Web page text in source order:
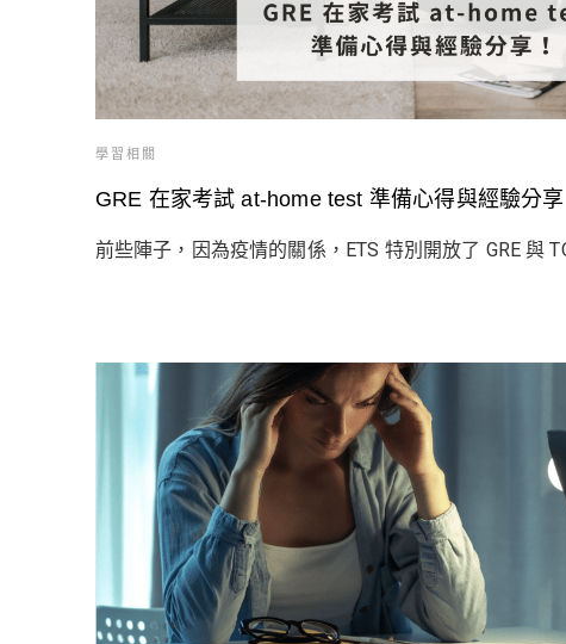
學習相關
GRE 在家考試 at-home test 準備心得與經驗分享
前些陣子，因為疫情的關係，ETS 特別開放了 GRE 與